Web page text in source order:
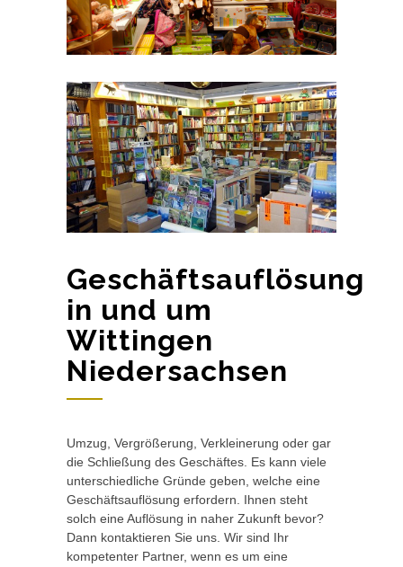
Geschäftsauflösung
in und um
Wittingen
Niedersachsen
Umzug, Vergrößerung, Verkleinerung oder gar
die Schließung des Geschäftes. Es kann viele
unterschiedliche Gründe geben, welche eine
Geschäftsauflösung erfordern. Ihnen steht
solch eine Auflösung in naher Zukunft bevor?
Dann kontaktieren Sie uns. Wir sind Ihr
kompetenter Partner, wenn es um eine